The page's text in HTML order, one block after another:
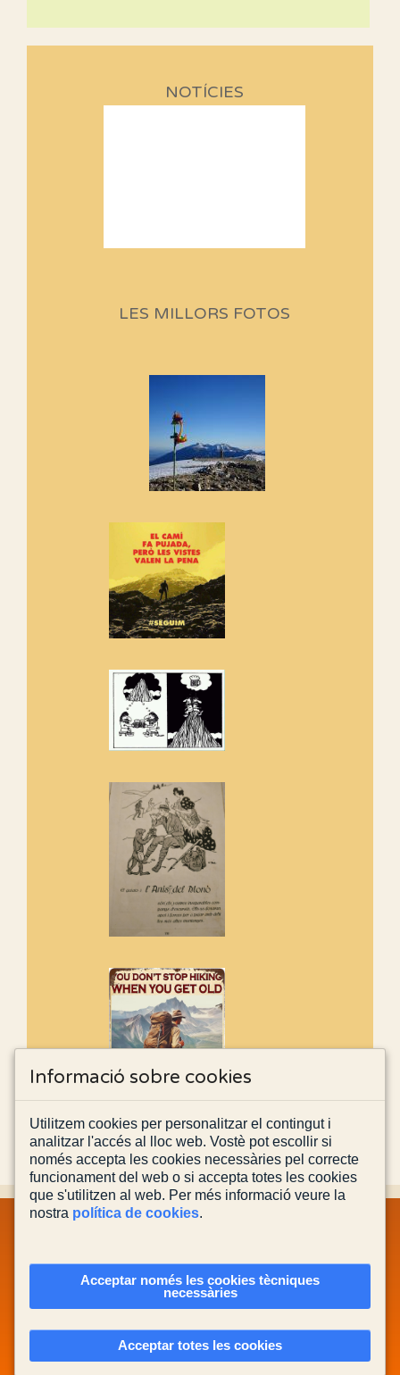
NOTÍCIES
Aquí teniu la primera part de la
cosa hem de fer...
Els Centpeus signen el
Manifest a favor dels Camins
Si ets una entitat o associació
adhereix-te al manifest!
Rebem un diploma dels
Amics de Sant Aniol d'Aguja
Els Centpeus estem implicats
de l'entorn de Sant Aniol
LES MILLORS FOTOS
POLÍTICA DE COOKIES
CONTACTA'NS
Actualitzada el
Informació sobre cookies
Utilitzem cookies per personalitzar el contingut i
analitzar l'accés al lloc web. Vostè pot escollir si
només accepta les cookies necessàries pel correcte
funcionament del web o si accepta totes les cookies
que s'utilitzen al web. Per més informació veure la
nostra política de cookies.
Acceptar només les cookies tècniques
necessàries
Acceptar totes les cookies